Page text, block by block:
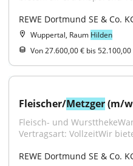
REWE Dortmund SE & Co.
Wuppertal, Raum Hilden
Von 27.600,00 € bis 52.100,00
Fleischer/Metzger (m/
Fleisch- und
Vertragsart: VollzeitWir
REWE Dortmund SE & Co.